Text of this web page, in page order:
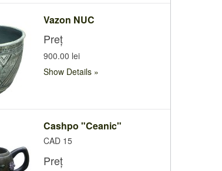
Vazon NUC
Preț
900.00 lei
Show Details
Cashpo "Ceanic"
CAD 15
Preț